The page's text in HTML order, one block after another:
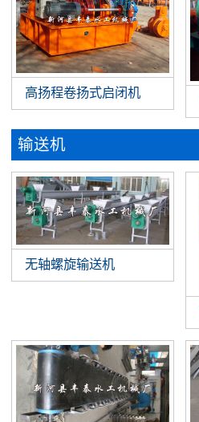
高扬程卷扬式启闭机
输送机
无轴螺旋输送机